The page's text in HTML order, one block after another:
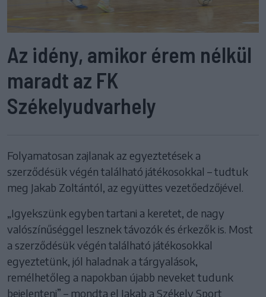
Az idény, amikor érem nélkül
maradt az FK
Székelyudvarhely
Folyamatosan zajlanak az egyeztetések a
szerződésük végén található játékosokkal – tudtuk
meg Jakab Zoltántól, az együttes vezetőedzőjével.
„Igyekszünk egyben tartani a keretet, de nagy
valószínűséggel lesznek távozók és érkezők is. Most
a szerződésük végén található játékosokkal
egyeztetünk, jól haladnak a tárgyalások,
remélhetőleg a napokban újabb neveket tudunk
bejelenteni” – mondta el Jakab a Székely Sport